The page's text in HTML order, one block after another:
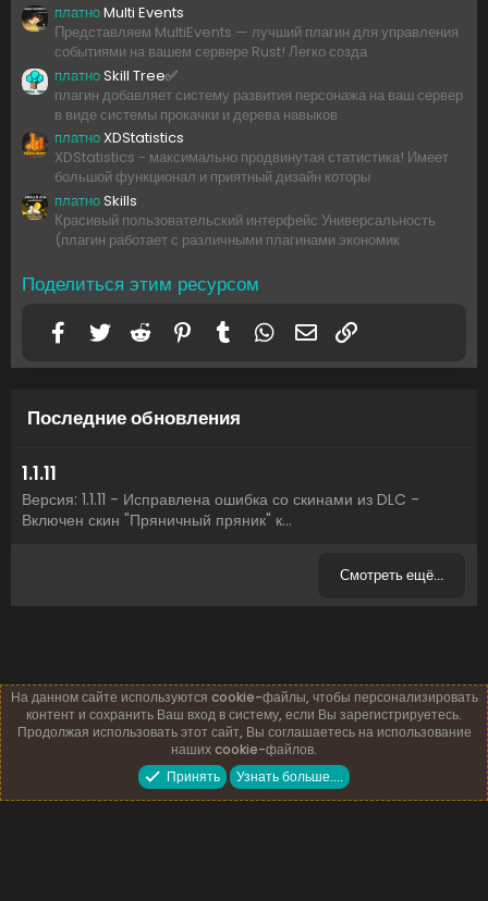
платноMulti Events
Представляем MultiEvents — лучший плагин для управления
событиями на вашем сервере Rust! Легко созда
платноSkill Tree✅
плагин добавляет систему развития персонажа на ваш сервер
в виде системы прокачки и дерева навыков
платноXDStatistics
XDStatistics - максимально продвинутая статистика! Имеет
большой функционал и приятный дизайн которы
платноSkills
Красивый пользовательский интерфейс Универсальность
(плагин работает с различными плагинами экономик
Поделиться этим ресурсом
Facebook
Twitter Reddit Pinterest
Tumblr WhatsAppЭлектронная почта
Последние обновления
1.1.11
Версия: 1.1.11 - Исправлена ошибка со скинами из DLC -
Включен скин "Пряничный пряник" к...
Смотреть ещё…
Обратная связь
Условия и правила
Политика конфиденциальности
Помощь Главная
На данном сайте используются cookie-файлы, чтобы персонализировать
контент и сохранить Ваш вход в систему, если Вы зарегистрируетесь.
Продолжая использовать этот сайт, Вы соглашаетесь на использование
наших cookie-файлов.
Принять
Узнать больше.…